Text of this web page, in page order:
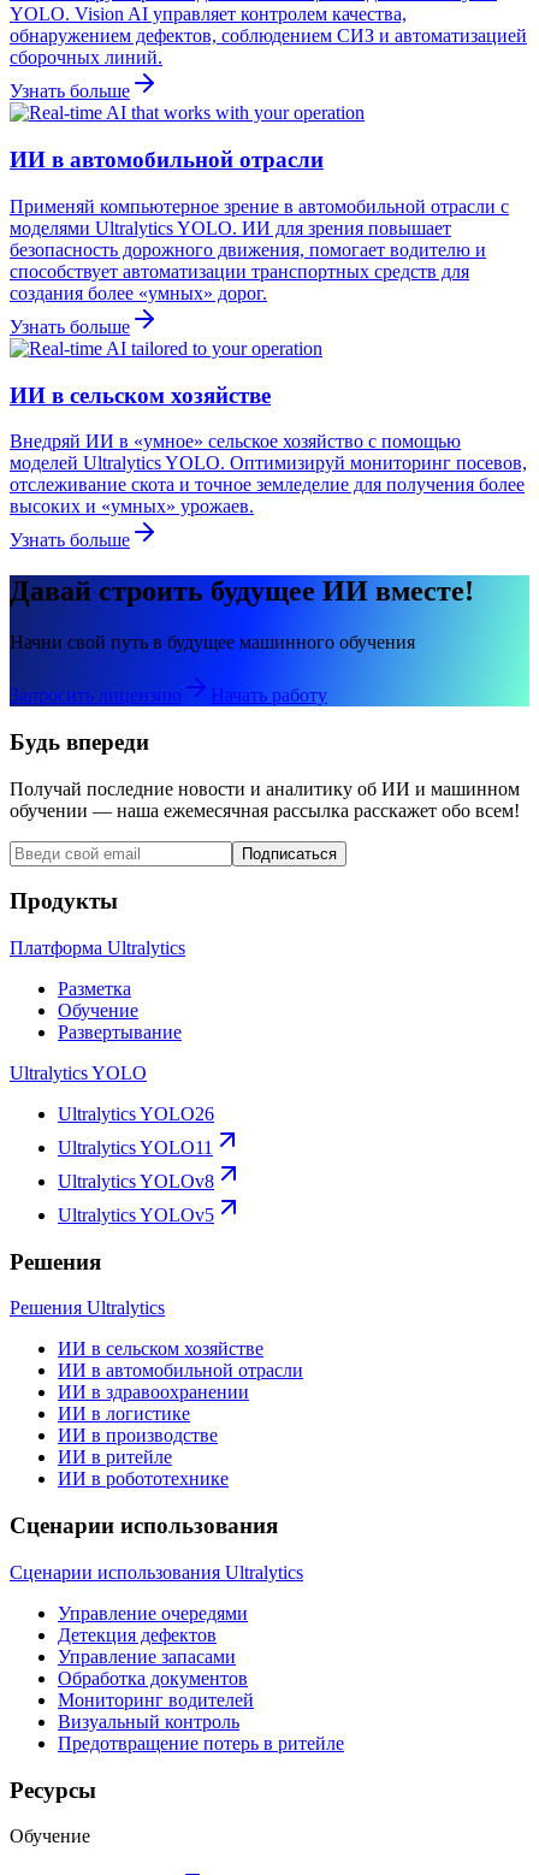
YOLO. Vision AI управляет контролем качества,
обнаружением дефектов, соблюдением СИЗ и автоматизацией
сборочных линий.
Узнать больше
ИИ в автомобильной отрасли
Применяй компьютерное зрение в автомобильной отрасли с
моделями Ultralytics YOLO. ИИ для зрения повышает
безопасность дорожного движения, помогает водителю и
способствует автоматизации транспортных средств для
создания более «умных» дорог.
Узнать больше
ИИ в сельском хозяйстве
Внедряй ИИ в «умное» сельское хозяйство с помощью
моделей Ultralytics YOLO. Оптимизируй мониторинг посевов,
отслеживание скота и точное земледелие для получения более
высоких и «умных» урожаев.
Узнать больше
Давай строить будущее ИИ вместе!
Начни свой путь в будущее машинного обучения
Запросить лицензию Начать работу
Будь впереди
Получай последние новости и аналитику об ИИ и машинном
обучении — наша ежемесячная рассылка расскажет обо всем!
Подписаться
Продукты
Платформа Ultralytics
Разметка
Обучение
Развертывание
Ultralytics YOLO
Ultralytics YOLO26
Ultralytics YOLO11
Ultralytics YOLOv8
Ultralytics YOLOv5
Решения
Решения Ultralytics
ИИ в сельском хозяйстве
ИИ в автомобильной отрасли
ИИ в здравоохранении
ИИ в логистике
ИИ в производстве
ИИ в ритейле
ИИ в робототехнике
Сценарии использования
Сценарии использования Ultralytics
Управление очередями
Детекция дефектов
Управление запасами
Обработка документов
Мониторинг водителей
Визуальный контроль
Предотвращение потерь в ритейле
Ресурсы
Обучение